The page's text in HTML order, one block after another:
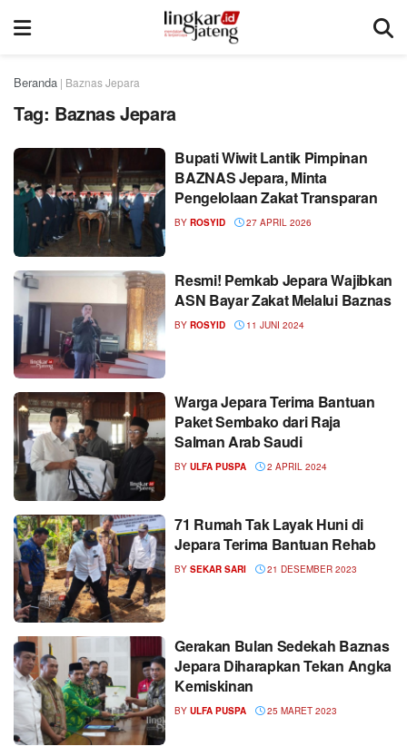
Beranda | Baznas Jepara
Tag: Baznas Jepara
Bupati Wiwit Lantik Pimpinan
BAZNAS Jepara, Minta
Pengelolaan Zakat Transparan
BY ROSYID 27 APRIL 2026
Resmi! Pemkab Jepara Wajibkan
ASN Bayar Zakat Melalui Baznas
BY ROSYID 11 JUNI 2024
Warga Jepara Terima Bantuan
Paket Sembako dari Raja
Salman Arab Saudi
BY ULFA PUSPA 2 APRIL 2024
71 Rumah Tak Layak Huni di
Jepara Terima Bantuan Rehab
BY SEKAR SARI 21 DESEMBER 2023
Gerakan Bulan Sedekah Baznas
Jepara Diharapkan Tekan Angka
Kemiskinan
BY ULFA PUSPA 25 MARET 2023